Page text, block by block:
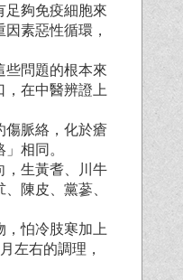
足夠免疫細胞來
素惡性循環，
些問題的根本來
，在中醫辨證上
傷脈絡，化於瘡
相同。
，生黃耆、川牛
陳皮、黨蔘、
，怕冷肢寒加上
左右的調理，